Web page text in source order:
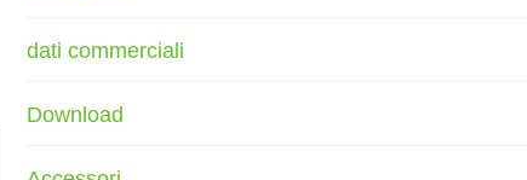
dati commerciali
Download